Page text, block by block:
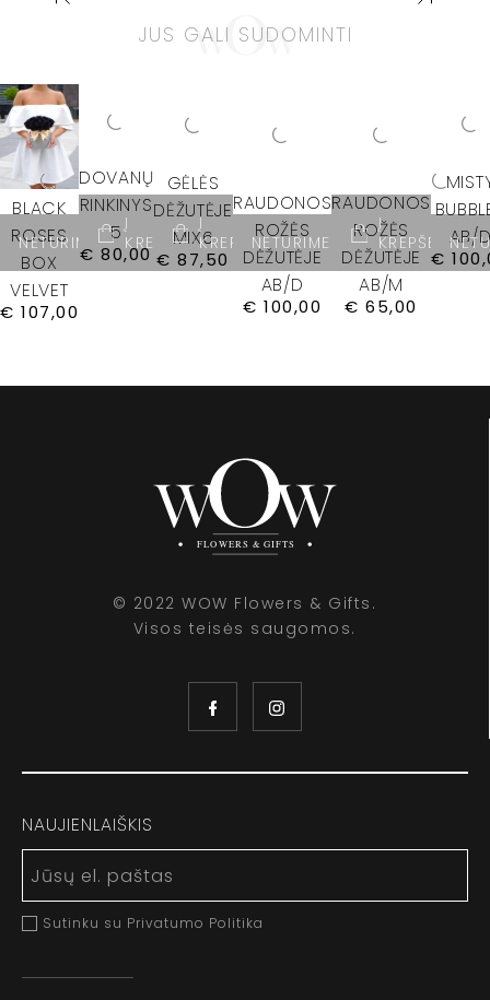
JUS GALI SUDOMINTI
NETURIME
BLACK
ROSES
BOX
VELVET
€ 107,00
Į
KREPŠELĮ
DOVANŲ
RINKINYS
5
€ 80,00
Į
KREPŠELĮ
GĖLĖS
DĖŽUTĖJE
MIX6
€ 87,50
NETURIME
RAUDONOS
ROŽĖS
DĖŽUTĖJE
AB/D
€ 100,00
Į
KREPŠELĮ
RAUDONOS
ROŽĖS
DĖŽUTĖJE
AB/M
€ 65,00
AB/
€
© 2022 WOW Flowers & Gifts.
Visos teisės saugomos.
NAUJIENLAIŠKIS
Sutinku su Privatumo Politika